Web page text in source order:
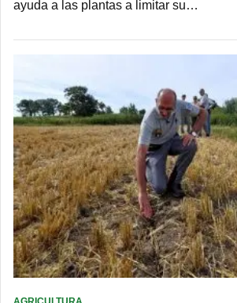
ayuda a las plantas a limitar su…